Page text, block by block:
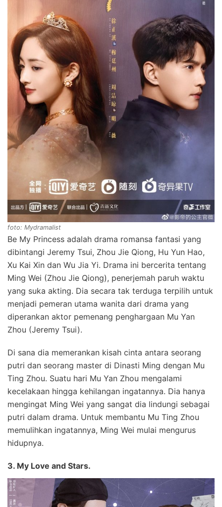
foto: Mydramalist
Be My Princess adalah drama romansa fantasi yang
dibintangi Jeremy Tsui, Zhou Jie Qiong, Hu Yun Hao,
Xu Kai Xin dan Wu Jia Yi. Drama ini bercerita tentang
Ming Wei (Zhou Jie Qiong), penerjemah paruh waktu
yang suka akting. Dia secara tak terduga terpilih untuk
menjadi pemeran utama wanita dari drama yang
diperankan aktor pemenang penghargaan Mu Yan
Zhou (Jeremy Tsui).
Di sana dia memerankan kisah cinta antara seorang
putri dan seorang master di Dinasti Ming dengan Mu
Ting Zhou. Suatu hari Mu Yan Zhou mengalami
kecelakaan hingga kehilangan ingatannya. Dia hanya
mengingat Ming Wei yang sangat dia lindungi sebagai
putri dalam drama. Untuk membantu Mu Ting Zhou
memulihkan ingatannya, Ming Wei mulai mengurus
hidupnya.
3. My Love and Stars.